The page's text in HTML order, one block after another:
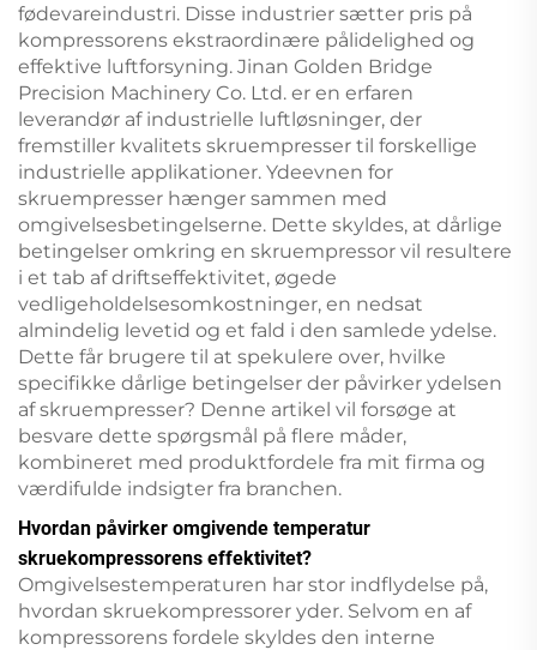
fødevareindustri. Disse industrier sætter pris på
kompressorens ekstraordinære pålidelighed og
effektive luftforsyning. Jinan Golden Bridge
Precision Machinery Co. Ltd. er en erfaren
leverandør af industrielle luftløsninger, der
fremstiller kvalitets skruempresser til forskellige
industrielle applikationer. Ydeevnen for
skruempresser hænger sammen med
omgivelsesbetingelserne. Dette skyldes, at dårlige
betingelser omkring en skruempressor vil resultere
i et tab af driftseffektivitet, øgede
vedligeholdelsesomkostninger, en nedsat
almindelig levetid og et fald i den samlede ydelse.
Dette får brugere til at spekulere over, hvilke
specifikke dårlige betingelser der påvirker ydelsen
af skruempresser? Denne artikel vil forsøge at
besvare dette spørgsmål på flere måder,
kombineret med produktfordele fra mit firma og
værdifulde indsigter fra branchen.
Hvordan påvirker omgivende temperatur
skruekompressorens effektivitet?
Omgivelsestemperaturen har stor indflydelse på,
hvordan skruekompressorer yder. Selvom en af
kompressorens fordele skyldes den interne